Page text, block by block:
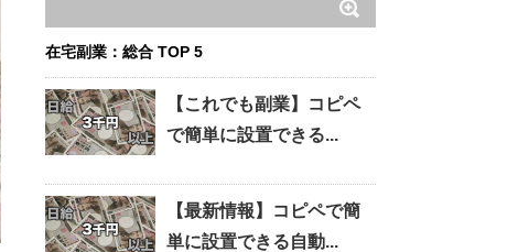
在宅副業：総合 TOP 5
【これでも副業】コピペ
で簡単に設置できる...
【最新情報】コピペで簡
単に設置できる自動...